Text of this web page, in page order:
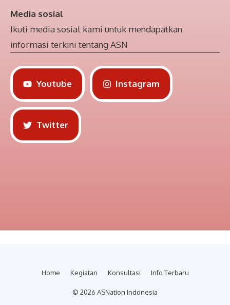
Media sosial
Ikuti media sosial kami untuk mendapatkan
informasi terkini tentang ASN
Youtube Instagram
Twitter
Home Kegiatan Konsultasi Info Terbaru
© 2026 ASNation Indonesia